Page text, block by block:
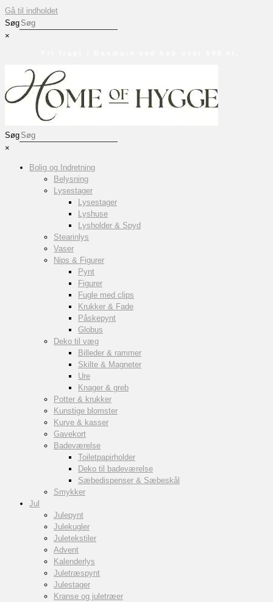
Gå til indholdet
Søg
×
Søg
×
Bolig og Indretning
Belysning
Lysestager
Lysestager
Lyshuse
Lysholder & Spyd
Stearinlys
Vaser
Nips & Figurer
Pynt
Figurer
Fugle med clips
Krukker & Fade
Påskepynt
Globus
Deko til væg
Billeder & rammer
Skilte & Magneter
Ure
Knager & greb
Potter & krukker
Kunstige blomster
Kurve & kasser
Gavekort
Badeværelse
Toiletpapirholder
Deko til badeværelse
Sæbedispenser & Sæbeskål
Smykker
Jul
Julepynt
Julekugler
Juletekstiler
Advent
Kalenderlys
Juletræspynt
Julestager
Kranse og juletræer